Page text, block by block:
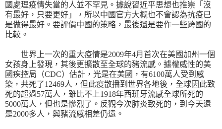
國處理疫情失當的人並不罕見。據說習近平思想也推崇 「沒
有最好，只要更好」，所以中國官方大概也不會認為抗疫已
是做得最好。要評價中國的策略，最後還是要作一些跨國的
比較。
世界上一次的重大疫情是2009年4月首次在美國加州一個
女孩身上發現，其後更擴散至全球的豬流感。據權威性的美
國疾控局（CDC）估計，光是在美國，有6100萬人受到感
染，共死了12469人，但此疫散播到世界各地後，全球因此致
死的超過57萬人，雖比不上1918年西班牙流感全球所死的
5000萬人，但也是慘烈了。反觀今次肺炎致死的，到今天還
是2000多人，與豬流感相差仍遠。